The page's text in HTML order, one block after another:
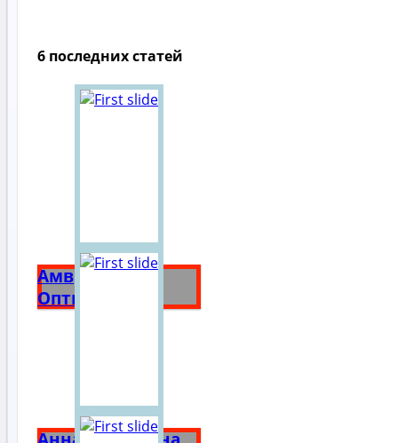
6 последних статей
Амвросий
Оптинский